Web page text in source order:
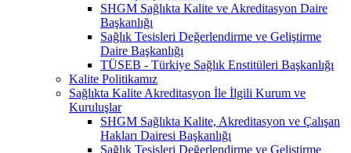
SHGM Sağlıkta Kalite ve Akreditasyon Daire
Başkanlığı
Sağlık Tesisleri Değerlendirme ve Geliştirme
Daire Başkanlığı
TÜSEB - Türkiye Sağlık Enstitüleri Başkanlığı
Kalite Politikamız
Sağlıkta Kalite Akreditasyon İle İlgili Kurum ve
Kuruluşlar
SHGM Sağlıkta Kalite, Akreditasyon ve Çalışan
Hakları Dairesi Başkanlığı
Sağlık Tesisleri Değerlendirme ve Geliştirme